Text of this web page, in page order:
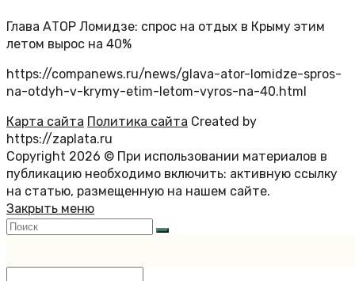
Глава АТОР Ломидзе: спрос на отдых в Крыму этим
летом вырос на 40%
https://companews.ru/news/glava-ator-lomidze-spros-
na-otdyh-v-krymy-etim-letom-vyros-na-40.html
Карта сайта Политика сайта Created by
https://zaplata.ru
Copyright 2026 © При использовании материалов в
публикацию необходимо включить: активную ссылку
на статью, размещенную на нашем сайте.
Закрыть меню